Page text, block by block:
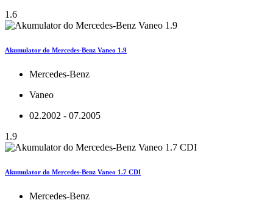
1.6
Akumulator do Mercedes-Benz Vaneo 1.9
Mercedes-Benz
Vaneo
02.2002 - 07.2005
1.9
Akumulator do Mercedes-Benz Vaneo 1.7 CDI
Mercedes-Benz